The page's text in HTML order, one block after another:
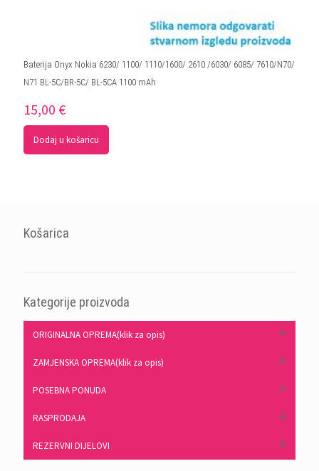
Baterija Onyx Nokia 6230/ 1100/ 1110/1600/ 2610 /6030/ 6085/ 7610/N70/
N71 BL-5C/BR-5C/ BL-5CA 1100 mAh
15,00 €
Dodaj u košaricu
Košarica
Kategorije proizvoda
ORIGINALNA OPREMA(klik za opis)
ZAMJENSKA OPREMA(klik za opis)
POSEBNA PONUDA
RASPRODAJA
REZERVNI DIJELOVI